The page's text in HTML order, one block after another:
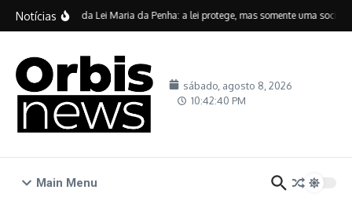
Ir para o conteúdo
Notícias
Vinte anos da Lei Maria da Penha: a lei protege, mas somente uma
sábado, agosto 8, 2026
10:42:40 PM
Main Menu